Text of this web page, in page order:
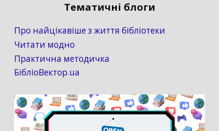
Тематичні блоги
Про найцікавіше з життя бібліотеки
Читати модно
Практична методичка
БібліоВектор.ua